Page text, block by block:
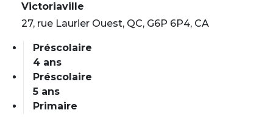
Victoriaville
27, rue Laurier Ouest, QC, G6P 6P4, CA
Préscolaire
4 ans
Préscolaire
5 ans
Primaire